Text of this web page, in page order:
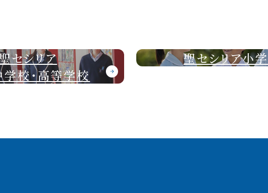
聖セシリア小学校